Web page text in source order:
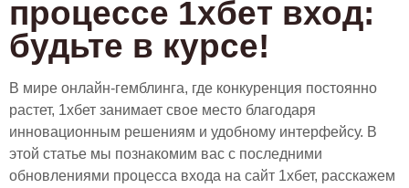
процессе 1хбет вход:
будьте в курсе!
В мире онлайн-гемблинга, где конкуренция постоянно
растет, 1хбет занимает свое место благодаря
инновационным решениям и удобному интерфейсу. В
этой статье мы познакомим вас с последними
обновлениями процесса входа на сайт 1хбет, расскажем